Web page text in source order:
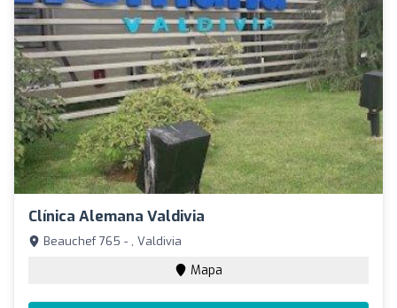
Clínica Alemana Valdivia
Beauchef 765 - , Valdivia
Mapa